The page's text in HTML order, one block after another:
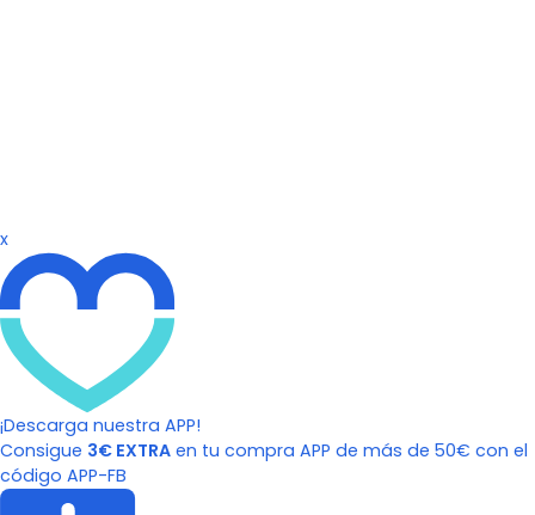
x
¡Descarga nuestra APP!
Consigue 3€ EXTRA en tu compra APP de más de 50€ con el
código APP-FB